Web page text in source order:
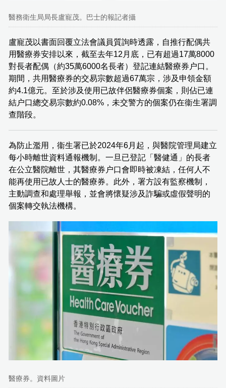
醫務衛生局局長盧寵茂。巴士的報記者攝
盧寵茂以書面回覆立法會議員質詢時透露，自推行配偶共
用醫療券安排以來，截至去年12月底，已有超過17萬8000
對長者配偶（約35萬6000名長者）登記連結醫療券户口。
期間，共用醫療券的交易宗數超過67萬宗，涉及申領金額
約4.1億元。至於涉及使用已故伴侶醫療券個案，則佔已連
結户口總交易宗數約0.08%，未交警方的個案仍在衞生署調
查階段。
為防止濫用，衞生署已於2024年6月起，與醫院管理局建立
每小時離世資料通報機制。一旦已登記「醫健通」的長者
在公立醫院離世，其醫療券户口會即時被凍結，任何人不
能再使用已故人士的醫療券。此外，署方設有監察機制，
主動調查和處理舉報，並會將懷疑涉及詐騙或虛假聲明的
個案轉交執法機構。
醫療券。資料圖片